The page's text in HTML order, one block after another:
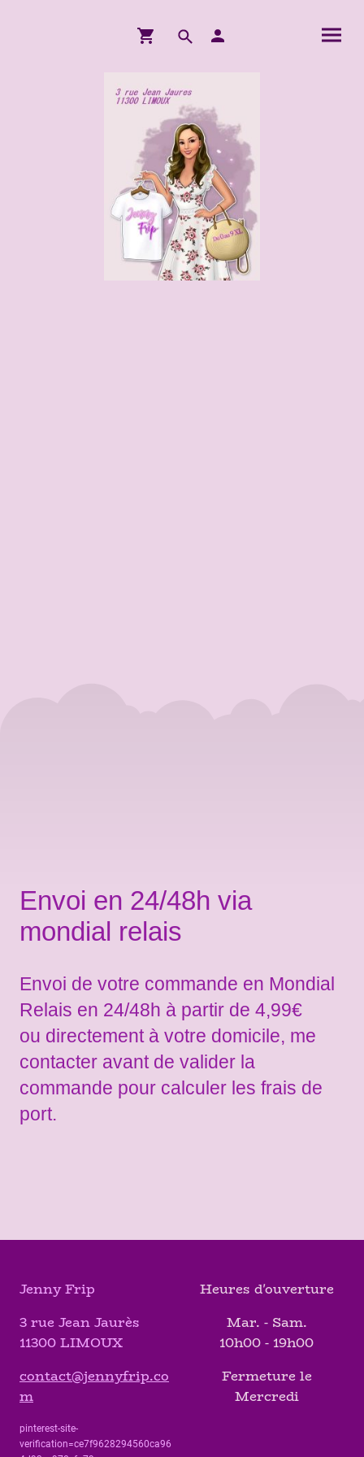
Envoi en 24/48h via
mondial relais
Envoi de votre commande en Mondial
Relais en 24/48h à partir de 4,99€
ou directement à votre domicile, me
contacter avant de valider la
commande pour calculer les frais de
port.
Jenny Frip
3 rue Jean Jaurès
11300 LIMOUX
contact@jennyfrip.co
m
pinterest-site-
verification=ce7f9628294560ca96
Heures d'ouverture
Mar. - Sam.
10h00 - 19h00
Fermeture le
Mercredi